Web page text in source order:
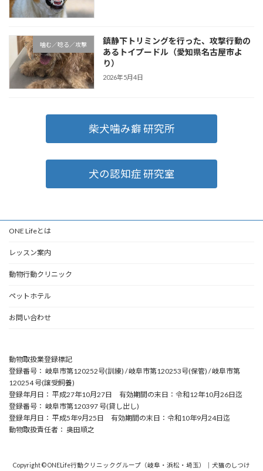
噛む／唸る／攻撃
鎮静下トリミングを行った、攻撃行動の
あるトイプードル（愛知県名古屋市よ
り）
2026年5月4日
柴犬噛み癖 研究所
犬の認知症 研究室
ONE Lifeとは
レッスン案内
動物行動クリニック
ペットホテル
お問い合わせ
動物取扱業登録標記
登録番号： 岐阜市第120252号(訓練) / 岐阜市第120253号(保管) / 岐阜市第
120254 号(譲受飼養)
登録年月日： 平成27年10月27日 有効期間の末日：令和12年10月26日迄
登録番号： 岐阜市第120397 号(貸し出し)
登録年月日： 平成5年9月25日 有効期間の末日：令和10年9月24日迄
動物取扱責任者： 奥田順之
Copyright © ONELife行動クリニックグループ（岐阜・浜松・埼玉）｜犬猫のしつけ